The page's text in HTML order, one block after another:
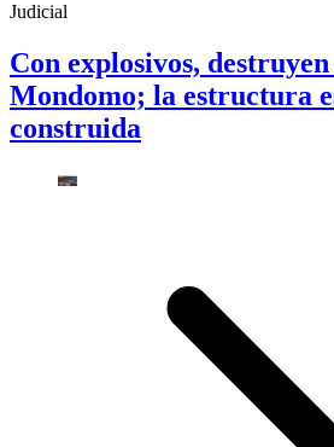
Judicial
Con explosivos,
Mondomo; la estructura
construida